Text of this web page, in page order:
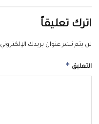
اترك تعليقاً
لن يتم نشر عنوان بريدك الإلكتروني.
التعليق*